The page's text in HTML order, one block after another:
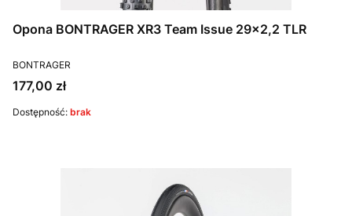
Opona BONTRAGER XR3 Team Issue 29x2,2 TLR
PRODUCENT
BONTRAGER
Cena
177,00 zł
Dostępność: brak